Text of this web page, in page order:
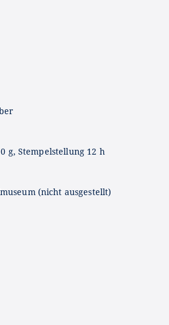
g, Stempelstellung 12 h
(nicht ausgestellt)